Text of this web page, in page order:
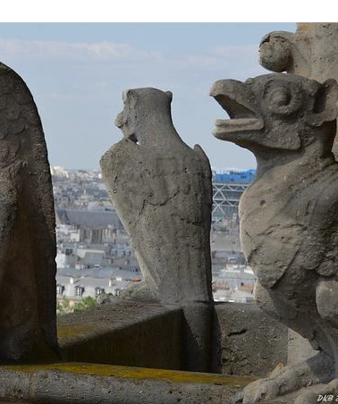
des OGM ?